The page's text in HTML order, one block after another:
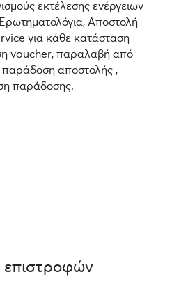
εκτέλεσης ενέργειων
Αποστολή
για κάθε κατάσταση
voucher, παραλαβή από
παράδοση αποστολής ,
παράδοσης.
επιστροφών